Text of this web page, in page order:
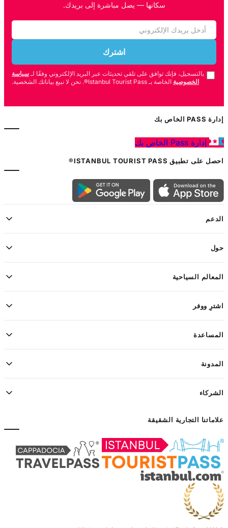
سكانها — يصل مباشرة إلى بريدك.
اشترك
بالتسجيل، فإنك توافق على تلقي تحديثات عبر البريد الإلكتروني وفقًا لـسياسة
الخصوصية الخاصة بـ Istanbul Tourist Pass®. نحن لا نبيع بياناتك الشخصية.
إدارة PASS الخاص بك
إدارة Pass الخاص بك
احصل على تطبيق ISTANBUL TOURIST PASS®
الدعم
حول
المعالم السياحية
اشترِ ووفر
المساعدة
المدونة
الشركاء
علاماتنا التجارية الشقيقة